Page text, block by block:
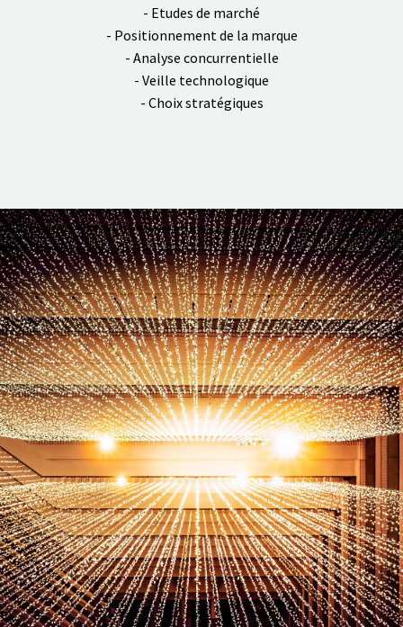
- Etudes de marché
- Positionnement de la marque
- Analyse concurrentielle
- Veille technologique
- Choix stratégiques